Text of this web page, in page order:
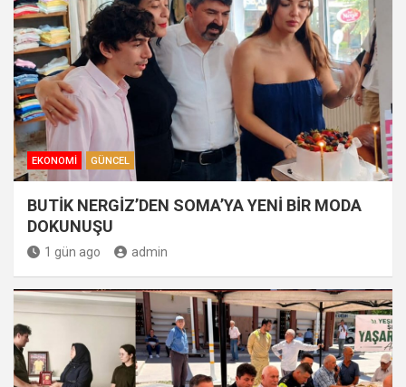
EKONOMI GÜNCEL
BUTİK NERGİZ’DEN SOMA’YA YENİ BİR MODA
DOKUNUŞU
1 gün ago admin